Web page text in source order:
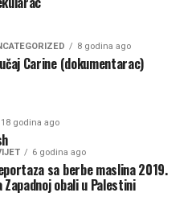
8 godina ago
Carine (dokumentarac)
18 godina ago
6 godina ago
sa berbe maslina 2019.
Zapadnoj obali u Palestini